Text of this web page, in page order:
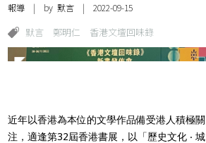
報導 | by 默言 | 2022-09-15
默言 鄭明仁 香港文壇回味錄
近年以香港為本位的文學作品備受港人積極關
注，適逢第32屆香港書展，以「歷史文化 ‧ 城